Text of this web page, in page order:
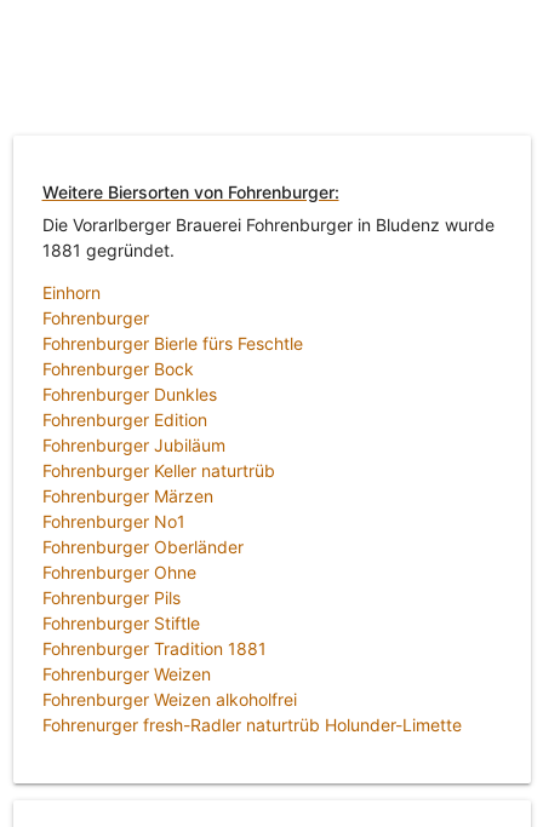
Weitere Biersorten von Fohrenburger:
Die Vorarlberger Brauerei Fohrenburger in Bludenz wurde
1881 gegründet.
Einhorn
Fohrenburger
Fohrenburger Bierle fürs Feschtle
Fohrenburger Bock
Fohrenburger Dunkles
Fohrenburger Edition
Fohrenburger Jubiläum
Fohrenburger Keller naturtrüb
Fohrenburger Märzen
Fohrenburger No1
Fohrenburger Oberländer
Fohrenburger Ohne
Fohrenburger Pils
Fohrenburger Stiftle
Fohrenburger Tradition 1881
Fohrenburger Weizen
Fohrenburger Weizen alkoholfrei
Fohrenurger fresh-Radler naturtrüb Holunder-Limette